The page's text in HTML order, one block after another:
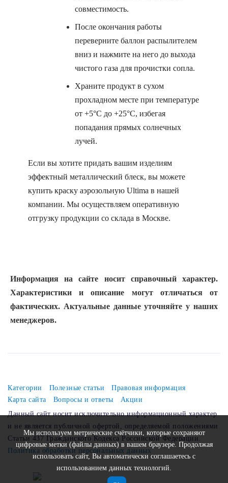
совместимость.
После окончания работы
переверните баллон распылителем
вниз и нажмите на него до выхода
чистого газа для прочистки сопла.
Храните продукт в сухом
прохладном месте при температуре
от +5°C до +25°C, избегая
попадания прямых солнечных
лучей.
Если вы хотите придать вашим изделиям
эффектный металлический блеск, вы можете
купить краску аэрозольную Ultima в нашей
компании. Мы осуществляем оперативную
отгрузку продукции со склада в Москве.
Информация на сайте носит справочный характер.
Характеристики и описание могут отличаться от
фактических. Актуальные данные уточняйте у наших
менеджеров.
Категории Полезные статьи
Правовая информация
Карта сайта
Вопросы и ответы
Акции
Данный сайт носит исключительно информационный характер
и не является публичной офертой, определяемой положениями
Статьи 437 Гражданского Кодекса Российской Федерации.
Политика обработки персональных данных
Мы используем метрические счётчики, которые сохраняют
цифровые метки (файлы данных) в вашем браузере. Продолжая
использовать сайт, Вы автоматически соглашаетесь с
использованием данных технологий.